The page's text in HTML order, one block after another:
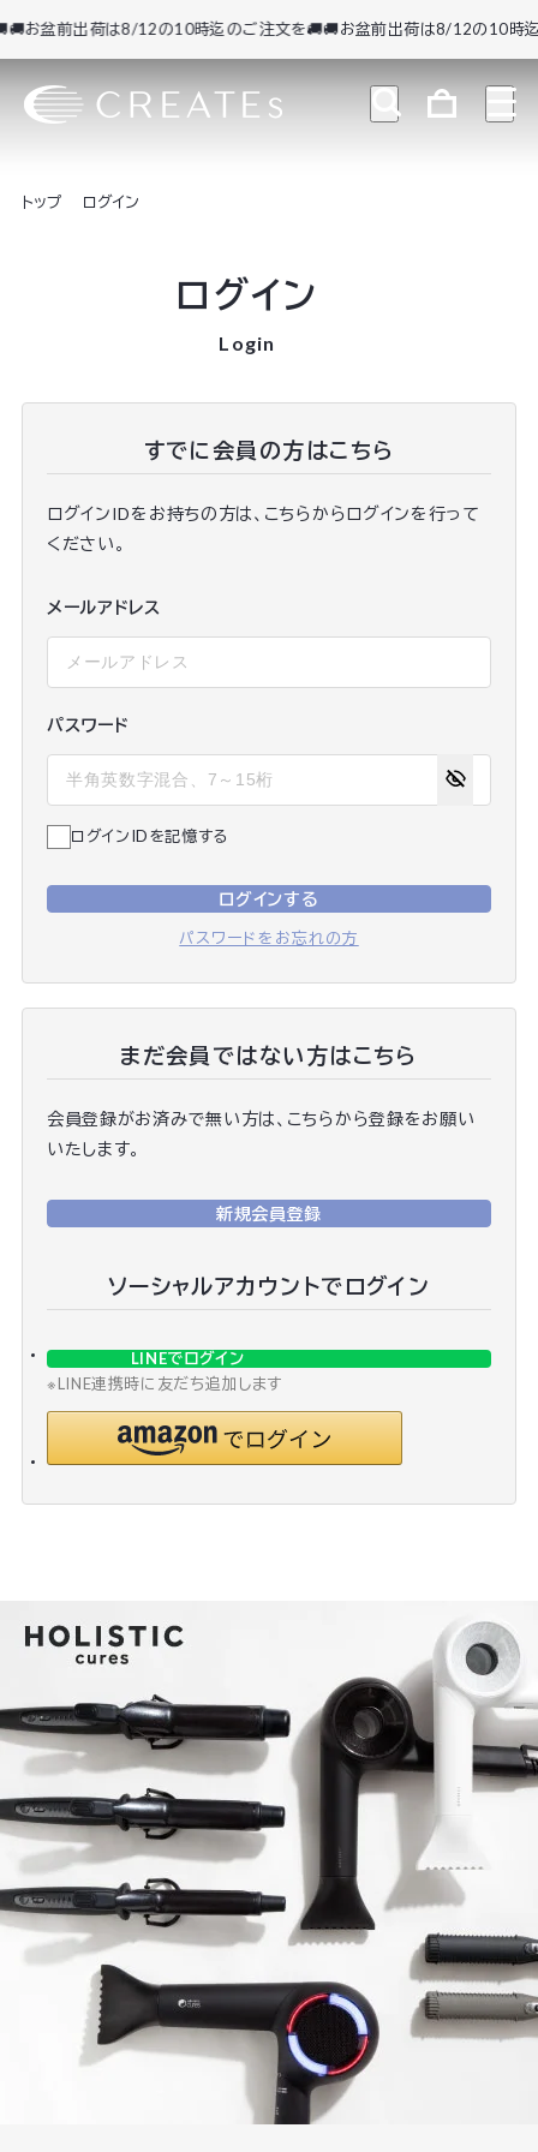
お盆前出荷は8/12の10時迄のご注文を🚚🚚お盆前出荷は8/12の10時迄
トップ ログイン
ログイン
Login
すでに会員の方はこちら
ログインIDをお持ちの方は、こちらからログインを行って
ください。
メールアドレス
パスワード
ログインIDを記憶する
ログインする
パスワードをお忘れの方
まだ会員ではない方はこちら
会員登録がお済みで無い方は、こちらから登録をお願い
いたします。
新規会員登録
ソーシャルアカウントでログイン
LINEでログイン
※LINE連携時に友だち追加します